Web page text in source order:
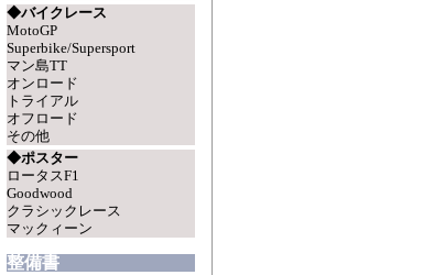
◆バイクレース
MotoGP
Superbike/Supersport
マン島TT
オンロード
トライアル
オフロード
その他
◆ポスター
ロータスF1
Goodwood
クラシックレース
マックィーン
整備書